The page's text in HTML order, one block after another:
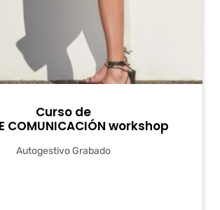
Curso de
COMUNICACIÓN workshop
Autogestivo Grabado